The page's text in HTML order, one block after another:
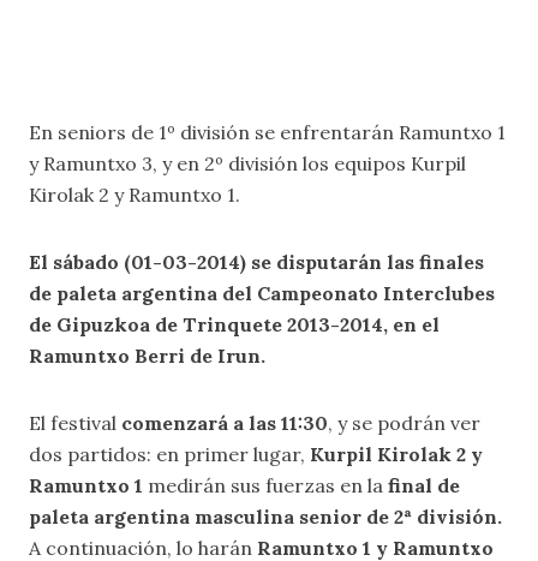
En seniors de 1º división se enfrentarán Ramuntxo 1
y Ramuntxo 3, y en 2º división los equipos Kurpil
Kirolak 2 y Ramuntxo 1.
El sábado (01-03-2014) se disputarán las finales
de paleta argentina del Campeonato Interclubes
de Gipuzkoa de Trinquete 2013-2014, en el
Ramuntxo Berri de Irun.
El festival comenzará a las 11:30, y se podrán ver
dos partidos: en primer lugar, Kurpil Kirolak 2 y
Ramuntxo 1 medirán sus fuerzas en la final de
paleta argentina masculina senior de 2ª división.
A continuación, lo harán Ramuntxo 1 y Ramuntxo